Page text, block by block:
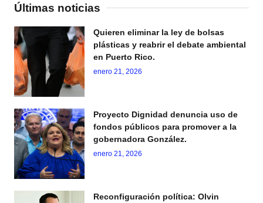
Últimas noticias
Quieren eliminar la ley de bolsas
plásticas y reabrir el debate ambiental
en Puerto Rico.
enero 21, 2026
Proyecto Dignidad denuncia uso de
fondos públicos para promover a la
gobernadora González.
enero 21, 2026
Reconfiguración política: Olvin